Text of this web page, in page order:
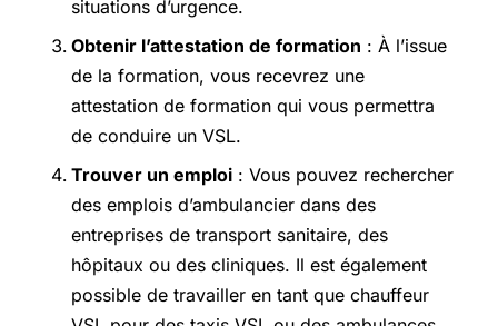
situations d’urgence.
Obtenir l’attestation de formation : À l’issue
de la formation, vous recevrez une
attestation de formation qui vous permettra
de conduire un VSL.
Trouver un emploi : Vous pouvez rechercher
des emplois d’ambulancier dans des
entreprises de transport sanitaire, des
hôpitaux ou des cliniques. Il est également
possible de travailler en tant que chauffeur